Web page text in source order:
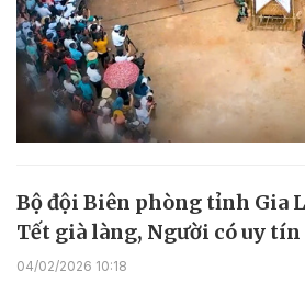
Bộ đội Biên phòng tỉnh Gia
Tết già làng, Người có uy
04/02/2026 10:18